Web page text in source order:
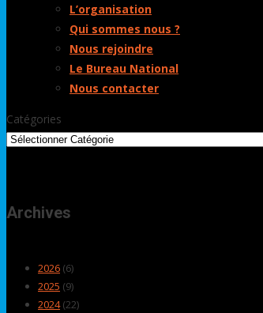
L’organisation
Qui sommes nous ?
Nous rejoindre
Le Bureau National
Nous contacter
Catégories
Archives
2026 (6)
2025 (9)
2024(22)